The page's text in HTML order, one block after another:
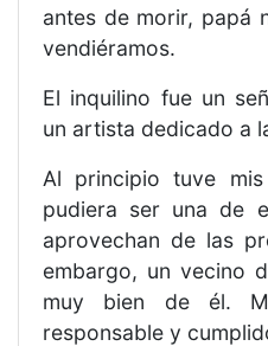
antes de morir, papá
vendiéramos.
El inquilino fue un
un artista dedicado a
Al principio tuve
pudiera ser una de
aprovechan de las
embargo, un vecino
muy bien de él.
responsable y